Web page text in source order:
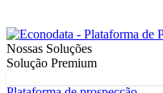
Nossas Soluções
Solução Premium